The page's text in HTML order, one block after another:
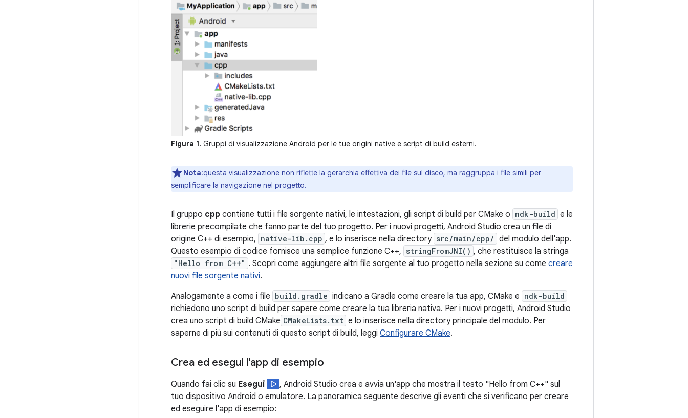
Figura 1. Gruppi di visualizzazione Android per le tue origini native e script di build esterni.
Nota:questa visualizzazione non riflette la gerarchia effettiva dei file sul disco, ma raggruppa i file simili per
semplificare la navigazione nel progetto.
Il gruppo cpp contiene tutti i file sorgente nativi, le intestazioni, gli script di build per CMake o ndk-build e le
librerie precompilate che fanno parte del tuo progetto. Per i nuovi progetti, Android Studio crea un file di
origine C++ di esempio, native-lib.cpp , e lo inserisce nella directory src/main/cpp/ del modulo dell'app.
Questo esempio di codice fornisce una semplice funzione C++, stringFromJNI() , che restituisce la stringa
"Hello from C++" . Scopri come aggiungere altri file sorgente al tuo progetto nella sezione su come creare
nuovi file sorgente nativi.
Analogamente a come i file build.gradle indicano a Gradle come creare la tua app, CMake e ndk-build
richiedono uno script di build per sapere come creare la tua libreria nativa. Per i nuovi progetti, Android Studio
crea uno script di build CMake CMakeLists.txt e lo inserisce nella directory principale del modulo. Per
saperne di più sui contenuti di questo script di build, leggi Configurare CMake.
Crea ed esegui l'app di esempio
Quando fai clic su Esegui
, Android Studio crea e avvia un'app che mostra il testo "Hello from C++" sul
tuo dispositivo Android o emulatore. La panoramica seguente descrive gli eventi che si verificano per creare
ed eseguire l'app di esempio: